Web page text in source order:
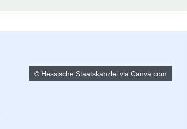
© Hessische Staatskanzlei via Canva.com